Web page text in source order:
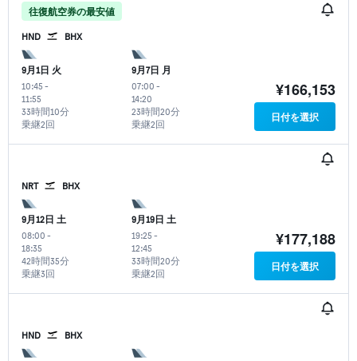
往復航空券の最安値
HND BHX
9月1日 火
10:45 -
11:55
乗継2回
33時間10分
9月7日 月
07:00 -
14:20
乗継2回
23時間20分
¥166,153
日付を選択
NRT BHX
9月12日 土
08:00 -
18:35
乗継3回
42時間35分
9月19日 土
19:25 -
12:45
乗継2回
33時間20分
¥177,188
日付を選択
HND BHX